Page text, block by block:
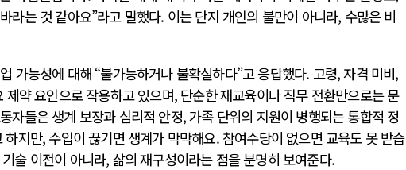
라는 것 같아요”라고 말했다. 이는 단지 개인의 불만이 아니라, 수많은 비
가능성에 대해 “불가능하거나 불확실하다”고 응답했다. 고령, 자격 미비,
약 요인으로 작용하고 있으며, 단순한 재교육이나 직무 전환만으로는 문
자들은 생계 보장과 심리적 안정, 가족 단위의 지원이 병행되는 통합적 정
지만, 수입이 끊기면 생계가 막막해요. 참여수당이 없으면 교육도 못 받습
술 이전이 아니라, 삶의 재구성이라는 점을 분명히 보여준다.